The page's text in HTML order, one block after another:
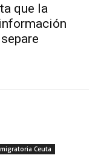
que la
Ceuta